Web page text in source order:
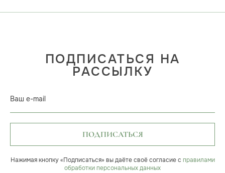
ПОДПИСАТЬСЯ НА
РАССЫЛКУ
Ваш e-mail
ПОДПИСАТЬСЯ
Нажимая кнопку «Подписаться» вы даёте своё согласие с правилами
обработки персональных данных